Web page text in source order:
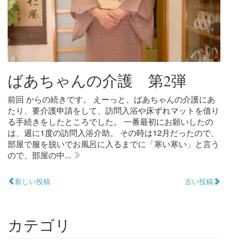
ばあちゃんの介護 第2弾
前回 からの続きです。 えーっと、ばあちゃんの介護にあ
たり、要介護申請をして、訪問入浴や床ずれマットを借り
る手続きをしたところでした。 一番最初にお願いしたの
は、週に1度の訪問入浴介助。 その時は12月だったので、
部屋で服を脱いでお風呂に入るまでに「寒い寒い」と言う
ので、部屋の中...
新しい投稿 古い投稿
カテゴリ